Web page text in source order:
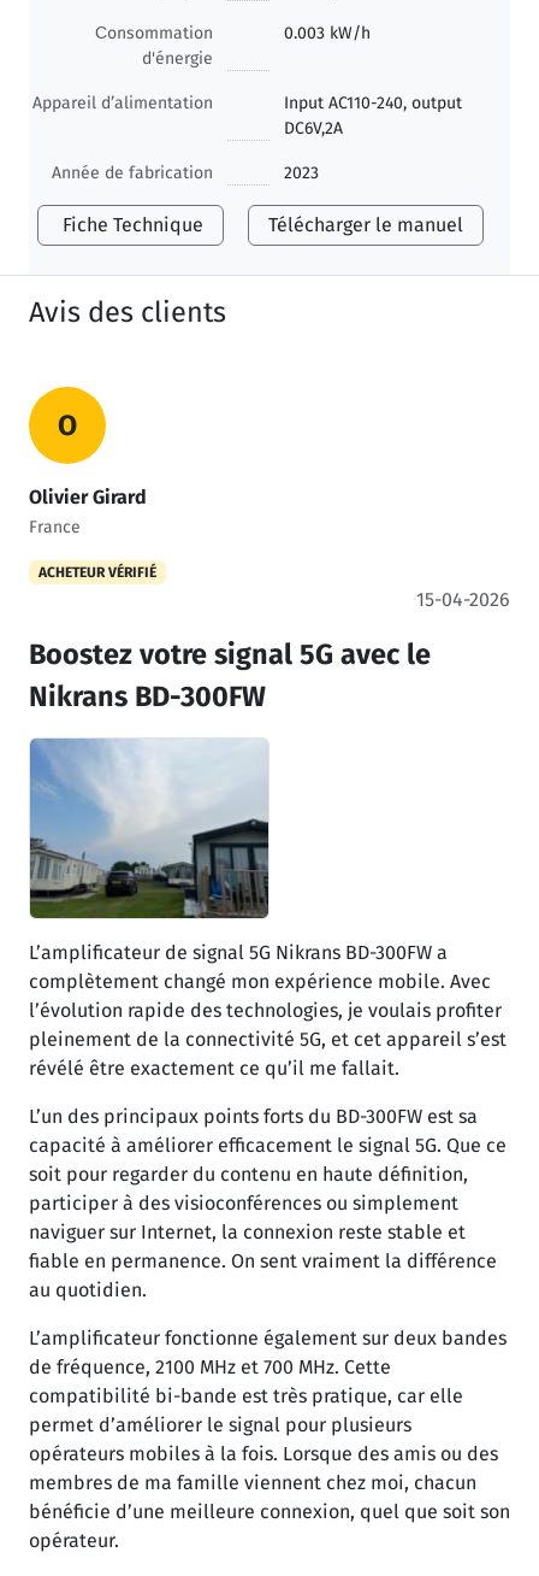
Сonsommation
d'énergie
0.003 kW/h
Appareil d’alimentation
Input AC110-240, output
DC6V,2A
Année de fabrication 2023
Fiche Technique Télécharger le manuel
Avis des clients
O
Olivier Girard
France
ACHETEUR VÉRIFIÉ
15-04-2026
Boostez votre signal 5G avec le
Nikrans BD-300FW
L’amplificateur de signal 5G Nikrans BD-300FW a
complètement changé mon expérience mobile. Avec
l’évolution rapide des technologies, je voulais profiter
pleinement de la connectivité 5G, et cet appareil s’est
révélé être exactement ce qu’il me fallait.
L’un des principaux points forts du BD-300FW est sa
capacité à améliorer efficacement le signal 5G. Que ce
soit pour regarder du contenu en haute définition,
participer à des visioconférences ou simplement
naviguer sur Internet, la connexion reste stable et
fiable en permanence. On sent vraiment la différence
au quotidien.
L’amplificateur fonctionne également sur deux bandes
de fréquence, 2100 MHz et 700 MHz. Cette
compatibilité bi-bande est très pratique, car elle
permet d’améliorer le signal pour plusieurs
opérateurs mobiles à la fois. Lorsque des amis ou des
membres de ma famille viennent chez moi, chacun
bénéficie d’une meilleure connexion, quel que soit son
opérateur.